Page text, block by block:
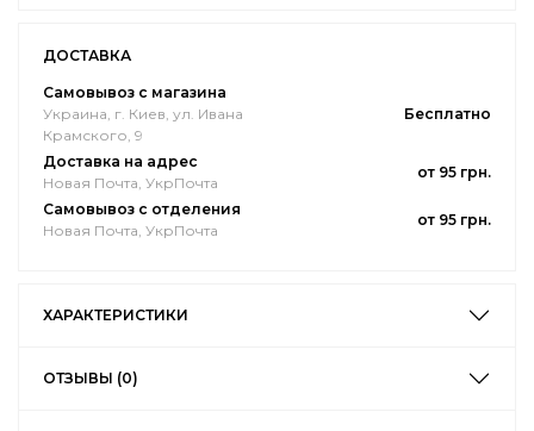
ДОСТАВКА
Самовывоз с магазина
Украина, г. Киев, ул. Ивана
Крамского, 9
Бесплатно
Доставка на адрес
Новая Почта, УкрПочта
от 95 грн.
Самовывоз с отделения
Новая Почта, УкрПочта
от 95 грн.
ХАРАКТЕРИСТИКИ
ОТЗЫВЫ (0)